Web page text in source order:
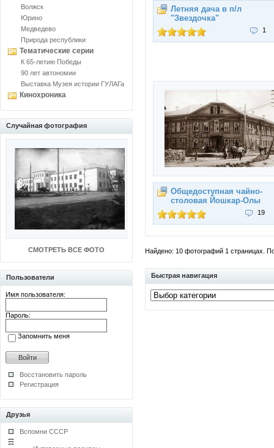
Волжск
Юрино
Медведево
Природа республики
Тематические серии
К 65-летию Победы
90 лет автономии
Выставка Музея истории ГУЛАГа
Кинохроника
Случайная фотография
СМОТРЕТЬ ВСЕ ФОТО
Пользователи
Имя пользователя:
Пароль:
Запомнить меня
Восстановить пароль
Регистрация
Друзья
Вспомни СССР
Летняя дача в п/л
"Звездочка"
1
Общедоступная чайно-
столовая Йошкар-Олы
19
Найдено: 10 фотографий 1 страницах.
Быстрая навигация